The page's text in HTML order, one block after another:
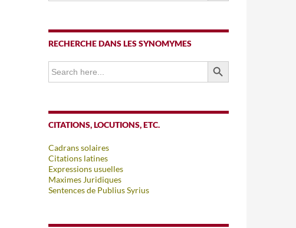
RECHERCHE DANS LES SYNOMYMES
Search
for:
SEARCH BUTTON
CITATIONS, LOCUTIONS, ETC.
Cadrans solaires
Citations latines
Expressions usuelles
Maximes Juridiques
Sentences de Publius Syrius